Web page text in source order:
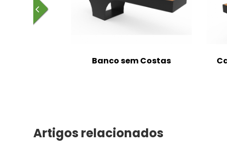
Banco sem Costas
Artigos relacionados